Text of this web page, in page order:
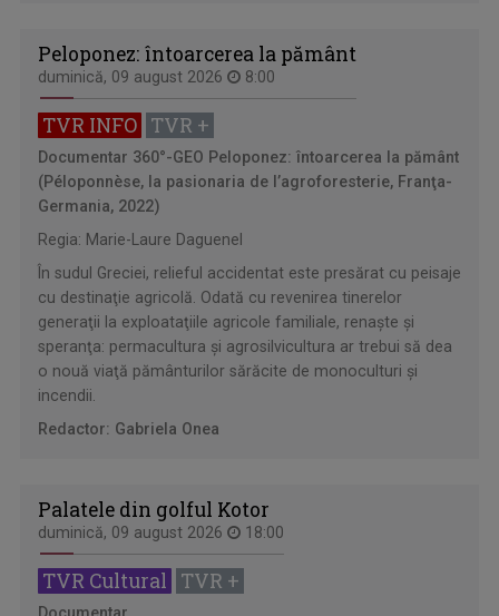
Peloponez: întoarcerea la pământ
duminică, 09 august 2026 8:00
TVR INFO TVR +
Documentar 360°-GEO Peloponez: întoarcerea la pământ
(Péloponnèse, la pasionaria de l’agroforesterie, Franţa-
Germania, 2022)
Regia: Marie-Laure Daguenel
În sudul Greciei, relieful accidentat este presărat cu peisaje
cu destinaţie agricolă. Odată cu revenirea tinerelor
generaţii la exploataţiile agricole familiale, renaşte şi
speranţa: permacultura şi agrosilvicultura ar trebui să dea
o nouă viaţă pământurilor sărăcite de monoculturi şi
incendii.
Redactor: Gabriela Onea
Palatele din golful Kotor
duminică, 09 august 2026 18:00
TVR Cultural TVR +